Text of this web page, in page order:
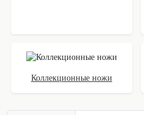
Коллекционные ножи